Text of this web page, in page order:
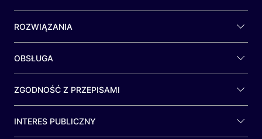
ROZWIĄZANIA
OBSŁUGA
ZGODNOŚĆ Z PRZEPISAMI
INTERES PUBLICZNY